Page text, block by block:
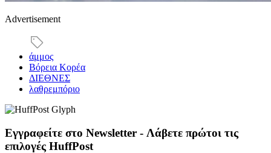
Advertisement
άμμος
Βόρεια Κορέα
ΔΙΕΘΝΕΣ
λαθρεμπόριο
Εγγραφείτε στο Newsletter - Λάβετε πρώτοι τις
επιλογές HuffPost